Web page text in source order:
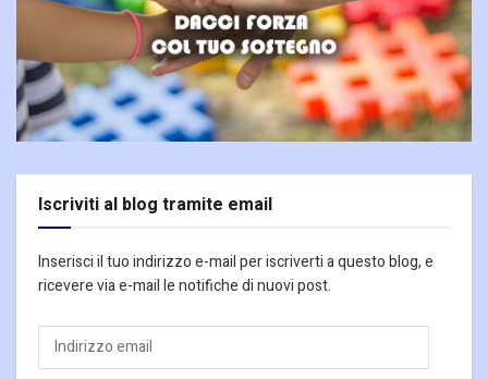
Iscriviti al blog tramite email
Inserisci il tuo indirizzo e-mail per iscriverti a questo blog, e
ricevere via e-mail le notifiche di nuovi post.
Indirizzo
email